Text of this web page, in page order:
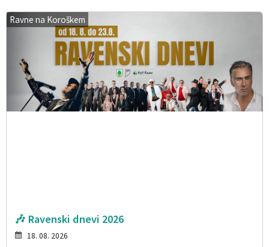
Ravne na Koroškem
🎶 Ravenski dnevi 2026
18. 08. 2026